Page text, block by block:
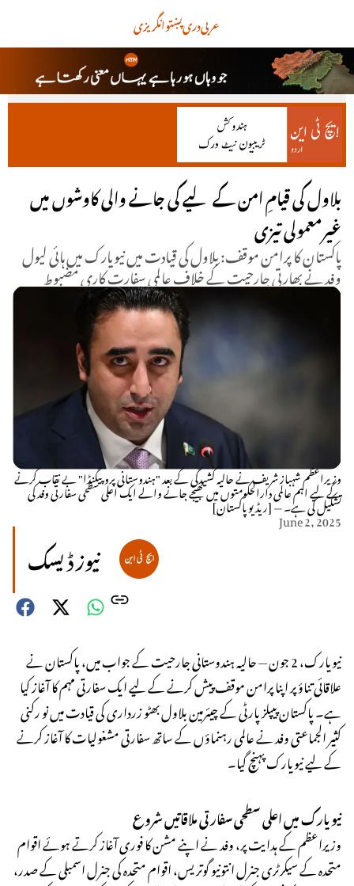
انگریزیپښتودریعربی
بلاول کی قیامِ امن کے لیے کی جانے والی کاوشوں میں
غیرمعمولی تیزی
پاکستان کا پرامن موقف: بلاول کی قیادت میں نیویارک میں ہائی لیول
وفد نے بھارتی جارحیت کے خلاف عالمی سفارت کاری مضبوط
وزیراعظم شہباز شریف نے حالیہ کشیدگی کے بعد "ہندوستانی پروپیگنڈا" بے نقاب کرنے
کے لیے اہم عالمی دارالحکومتوں میں بھیجے جانے والے ایک اعلی سطحی سفارتی وفد کی
تشکیل کی ہے۔ — [ریڈیو پاکستان]
June 2, 2025
نیوز ڈیسک
نیویارک، 2 جون — حالیہ ہندوستانی جارحیت کے جواب میں، پاکستان نے
علاقائی تناؤ پر اپنا پرامن موقف پیش کرنے کے لیے ایک سفارتی مہم کا آغاز کیا
ہے۔ پاکستان پیپلز پارٹی کے چیئرمین بلاول بھٹو زرداری کی قیادت میں نو رکنی
کثیر الجماعتی وفد نے عالمی رہنماؤں کے ساتھ سفارتی مشغولیات کا آغاز کرنے
کے لیے نیویارک پہنچ گیا۔
نیویارک میں اعلی سطحی سفارتی ملاقاتیں شروع
وزیراعظم کے ہدایت پر، وفد نے اپنے مشن کا فوری آغاز کرتے ہوئے اقوام
متحدہ کے سیکرٹری جنرل انتونیو گوتریس، اقوام متحدہ کی جنرل اسمبلی کے صدر،